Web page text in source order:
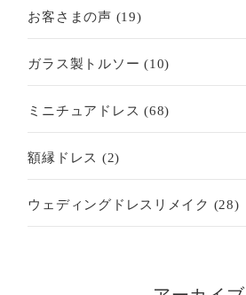
お客さまの声 (19)
ガラス製トルソー (10)
ミニチュアドレス (68)
額縁ドレス (2)
ウェディングドレスリメイク (28)